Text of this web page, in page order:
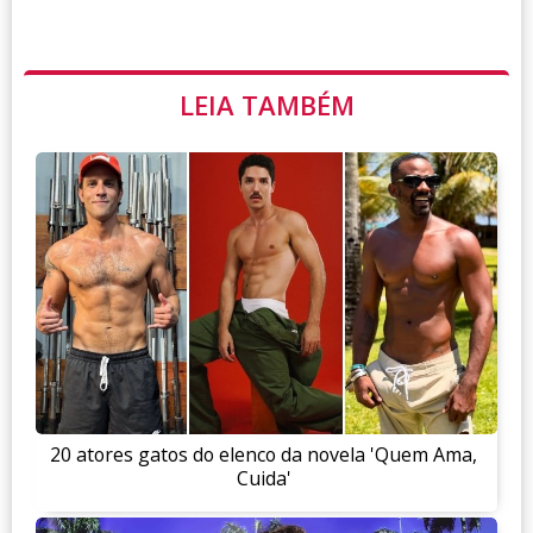
LEIA TAMBÉM
20 atores gatos do elenco da novela 'Quem Ama,
Cuida'